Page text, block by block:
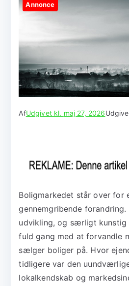
Annonce
AfUdgivet kl. maj 27, 2026
Boligmarkedet står over for
gennemgribende
udvikling, og særligt kunstig
fuld gang med at forvandle
sælger boliger på. Hvor
tidligere var den
lokalkendskab og